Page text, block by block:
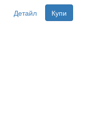
Детайл Купи